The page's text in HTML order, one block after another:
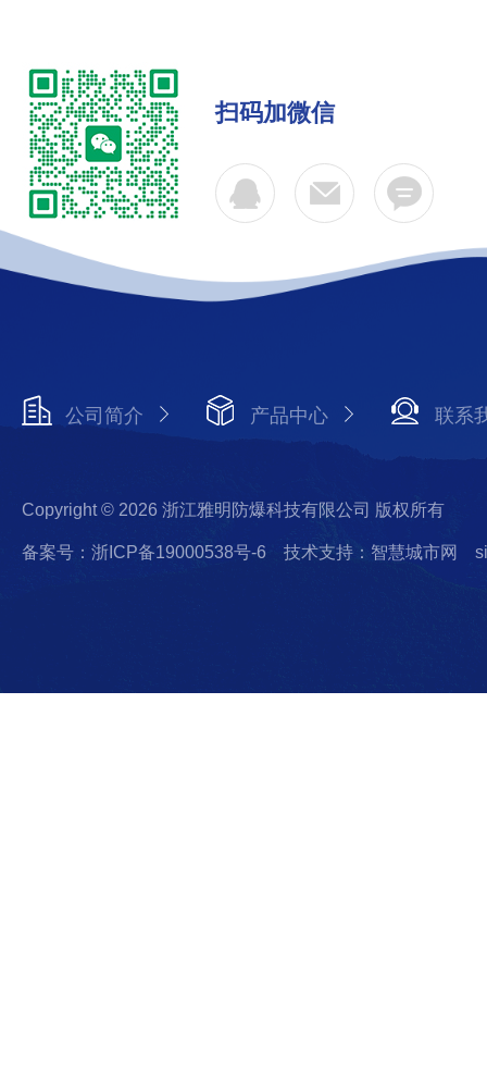
扫码加微信
公司简介 产品中心 联系
Copyright © 2026 浙江雅明防爆科技有限公司 版权所有
备案号：浙ICP备19000538号-6 技术支持：智慧城市网